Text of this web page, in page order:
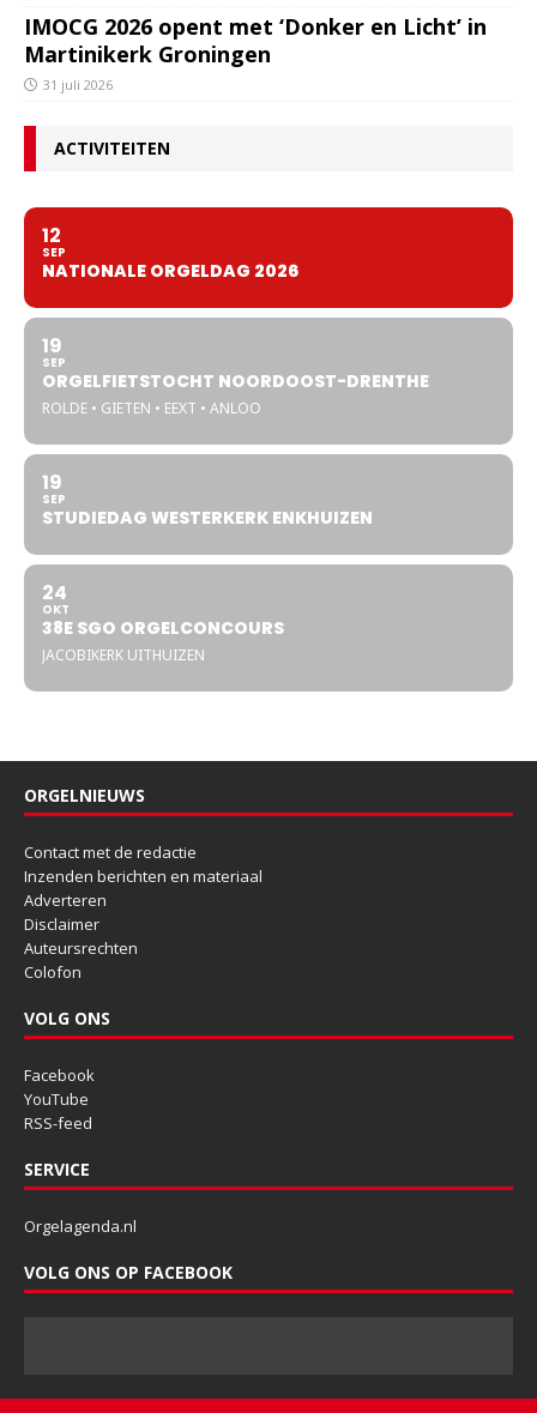
IMOCG 2026 opent met ‘Donker en Licht’ in
Martinikerk Groningen
31 juli 2026
ACTIVITEITEN
12
SEP
NATIONALE ORGELDAG 2026
19
SEP
ORGELFIETSTOCHT NOORDOOST-DRENTHE
ROLDE • GIETEN • EEXT • ANLOO
19
SEP
STUDIEDAG WESTERKERK ENKHUIZEN
24
OKT
38E SGO ORGELCONCOURS
JACOBIKERK UITHUIZEN
ORGELNIEUWS
Contact met de redactie
Inzenden berichten en materiaal
Adverteren
Disclaimer
Auteursrechten
Colofon
VOLG ONS
Facebook
YouTube
RSS-feed
SERVICE
Orgelagenda.nl
VOLG ONS OP FACEBOOK